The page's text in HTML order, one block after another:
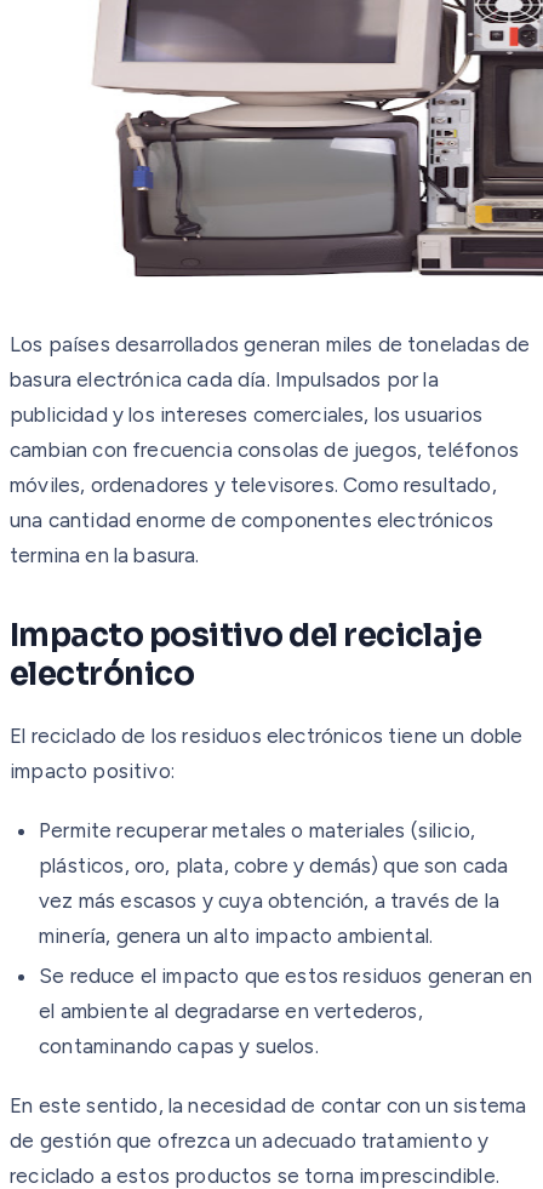
Los países desarrollados generan miles de toneladas de
basura electrónica cada día. Impulsados por la
publicidad y los intereses comerciales, los usuarios
cambian con frecuencia consolas de juegos, teléfonos
móviles, ordenadores y televisores. Como resultado,
una cantidad enorme de componentes electrónicos
termina en la basura.
Impacto positivo del reciclaje
electrónico
El reciclado de los residuos electrónicos tiene un doble
impacto positivo:
Permite recuperar metales o materiales (silicio,
plásticos, oro, plata, cobre y demás) que son cada
vez más escasos y cuya obtención, a través de la
minería, genera un alto impacto ambiental.
Se reduce el impacto que estos residuos generan en
el ambiente al degradarse en vertederos,
contaminando capas y suelos.
En este sentido, la necesidad de contar con un sistema
de gestión que ofrezca un adecuado tratamiento y
reciclado a estos productos se torna imprescindible.